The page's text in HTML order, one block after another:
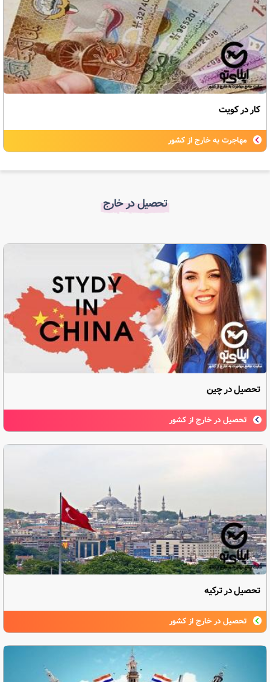
کار در کویت
مهاجرت به خارج از کشور
تحصیل در خارج
تحصیل در چین
تحصیل در خارج از کشور
تحصیل در ترکیه
تحصیل در خارج از کشور